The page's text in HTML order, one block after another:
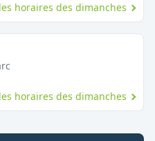
horaires des dimanches
horaires des dimanches